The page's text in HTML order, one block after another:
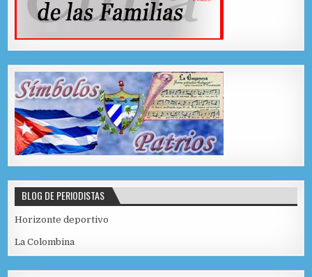
BLOG DE PERIODISTAS
Horizonte deportivo
La Colombina